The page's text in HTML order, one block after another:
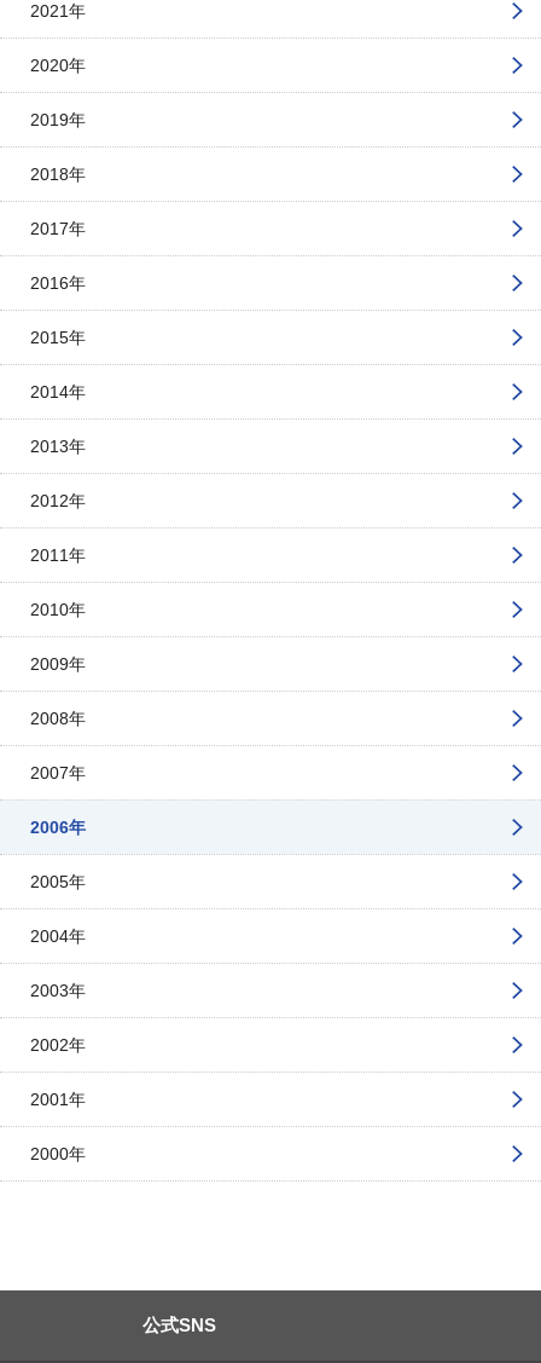
2021年
2020年
2019年
2018年
2017年
2016年
2015年
2014年
2013年
2012年
2011年
2010年
2009年
2008年
2007年
2006年
2005年
2004年
2003年
2002年
2001年
2000年
公式SNS